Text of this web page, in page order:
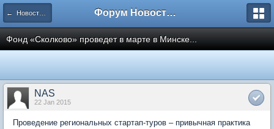
← Новости рынка недвижимости Форум Новостройки
Фонд «Сколково» проведет в марте в Минске...
NAS
22 Jan 2015
Проведение региональных стартап-туров – привычная практика